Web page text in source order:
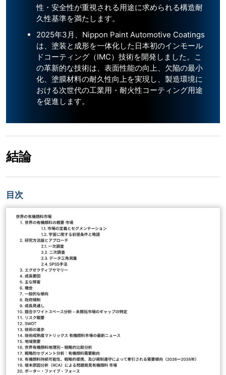
性・安全性が重視される用途に求められる構造耐
久性基準を満たします。
2025年3月、Nippon Paint Automotive Coatings
は、塗装と成形を一体化した日本初のインモール
ドコーティング（IMC）技術を開発しました。こ
の革新的な技術は、表面性能の向上、欠陥の最小
化、塗膜材料の耐久性向上を実現し、製造環境に
おける次世代の工業用・耐火性コーティング用途
を促進します。
結論
目次